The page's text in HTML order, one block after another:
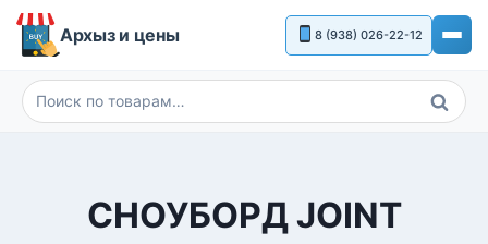
Перейти
Архыз и цены 8 (938) 026-22-12
Искать:
Поиск
СНОУБОРД JOINT